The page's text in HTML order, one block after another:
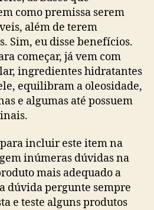
como premissa serem
além de terem
Sim, eu disse benefícios.
começar, já vem com
ingredientes hidratantes
equilibram a oleosidade,
e algumas até possuem
incluir este item na
inúmeras dúvidas na
mais adequado a
dúvida pergunte sempre
e teste alguns produtos